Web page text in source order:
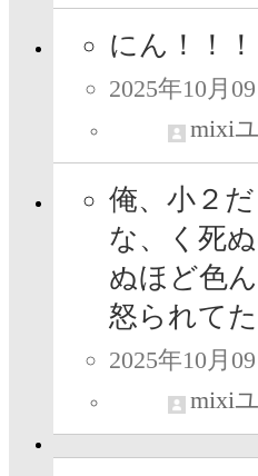
にん！！！
2025年10月
mixi
俺、小２
な、く死
ぬほど色
怒られてた
2025年10月
mixi